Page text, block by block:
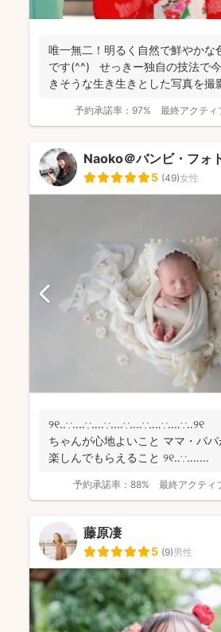
唯一無二！明るく自然で鮮やかな
です(^^) せっきー独自の技法で
きそうな生き生きとした写真を撮
予約承諾率： 97% 最終アクティ
Naoko＠バンビ・フォ
5 (49)女性
ちゃんが心地よいこと ママ・パ
楽しんでもらえること ୨୧‥∵‥‥...
予約承諾率： 88% 最終アクティ
藤原凄
5 (9)男性